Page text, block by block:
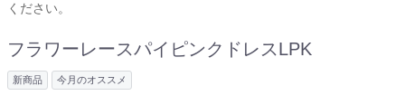
ください。
フラワーレースパイピンクドレスLPK
新商品 今月のオススメ